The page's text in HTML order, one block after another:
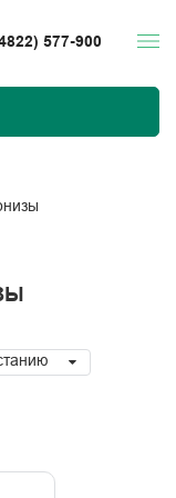
577-900